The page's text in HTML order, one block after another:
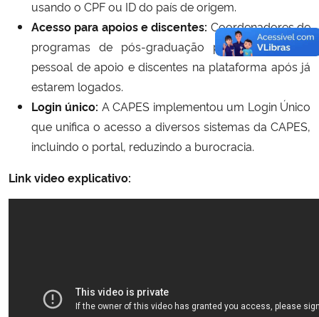
usando o CPF ou ID do país de origem.
Acesso para apoios e discentes: Coordenadores de
programas de pós-graduação podem cadastrar
pessoal de apoio e discentes na plataforma após já
estarem logados.
Login único: A CAPES implementou um Login Único
que unifica o acesso a diversos sistemas da CAPES,
incluindo o portal, reduzindo a burocracia.
Link video explicativo: